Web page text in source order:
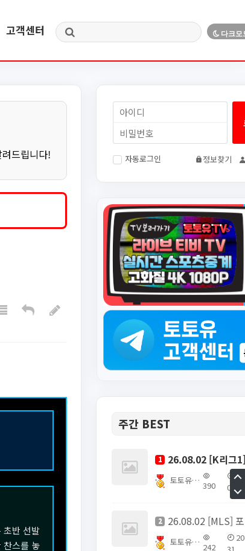
고객센터
드립니다!
초반 선발
찬스를 놓
자동로그인 정보찾기
주간 BEST
1
토토유픽스터 390
01
2
토토유픽스터 242